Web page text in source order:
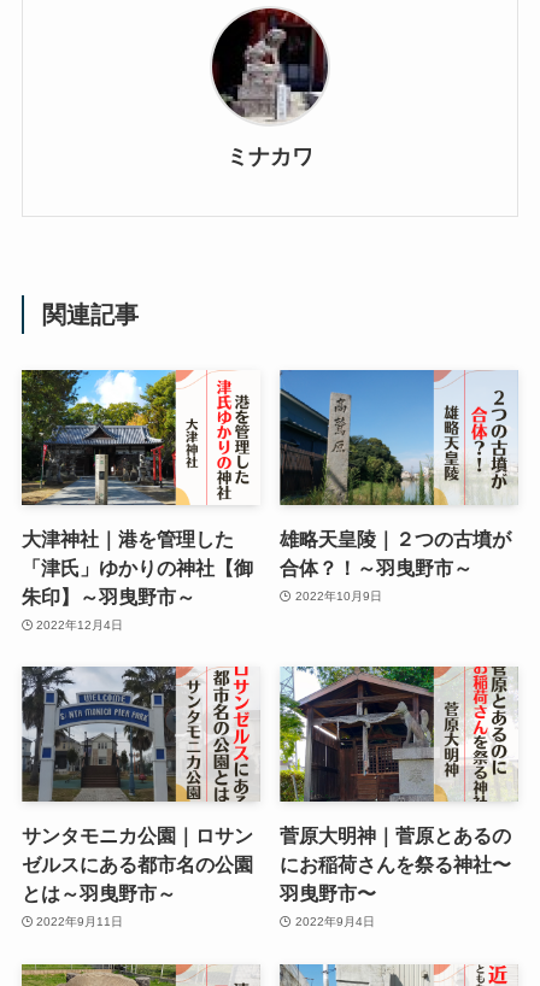
ミナカワ
関連記事
大津神社｜港を管理した
「津氏」ゆかりの神社【御
朱印】～羽曳野市～
2022年12月4日
雄略天皇陵｜２つの古墳が
合体？！～羽曳野市～
2022年10月9日
サンタモニカ公園｜ロサン
ゼルスにある都市名の公園
とは～羽曳野市～
2022年9月11日
菅原大明神｜菅原とあるの
にお稲荷さんを祭る神社〜
羽曳野市〜
2022年9月4日